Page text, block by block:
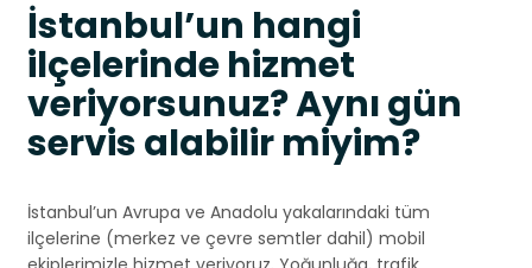
İstanbul’un hangi
ilçelerinde hizmet
veriyorsunuz? Aynı gün
servis alabilir miyim?
İstanbul’un Avrupa ve Anadolu yakalarındaki tüm
ilçelerine (merkez ve çevre semtler dahil) mobil